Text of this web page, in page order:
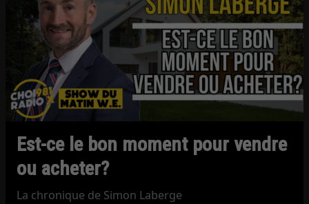
Est-ce le bon moment pour vendre
ou acheter?
La chronique de Simon Laberge